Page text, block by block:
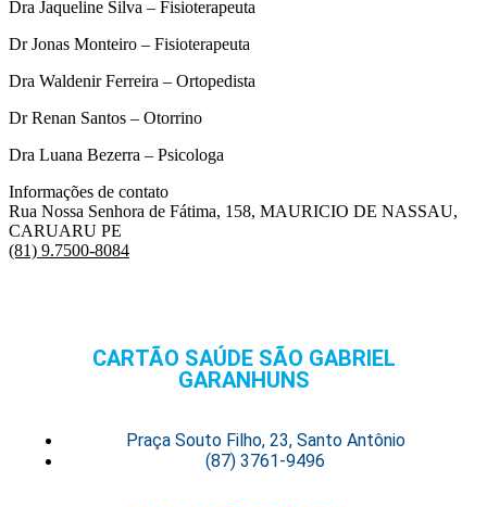
Dra Jaqueline Silva – Fisioterapeuta
Dr Jonas Monteiro – Fisioterapeuta
Dra Waldenir Ferreira – Ortopedista
Dr Renan Santos – Otorrino
Dra Luana Bezerra – Psicologa
Informações de contato
Rua Nossa Senhora de Fátima, 158, MAURICIO DE NASSAU,
CARUARU PE
(81) 9.7500-8084
CARTÃO SAÚDE SÃO GABRIEL
GARANHUNS
Praça Souto Filho, 23, Santo Antônio
(87) 3761-9496